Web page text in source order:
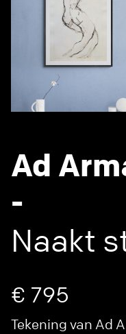
Ad
-
Naakt
€ 795
Tekening van Ad